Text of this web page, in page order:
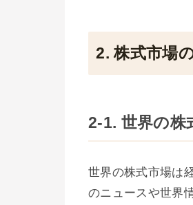
2. 株式市場
2-1. 世界の株
世界の株式市場は
のニュースや世界